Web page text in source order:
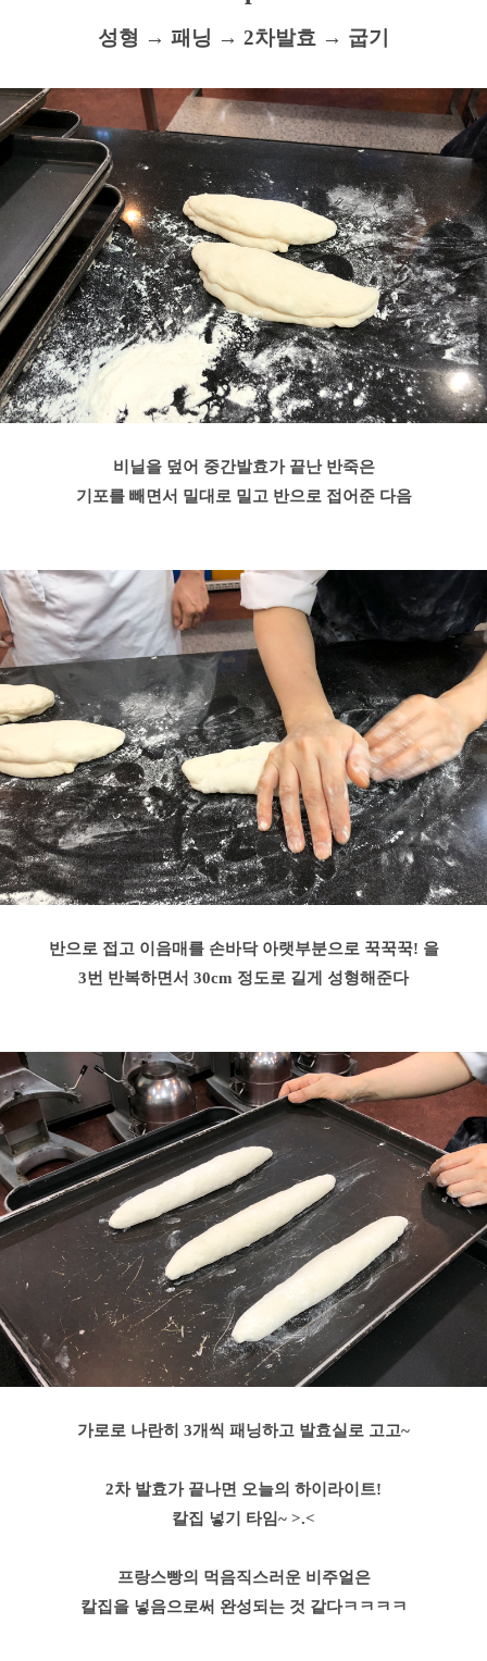
성형 → 패닝 → 2차발효 → 굽기
비닐을 덮어 중간발효가 끝난 반죽은
기포를 빼면서 밀대로 밀고 반으로 접어준 다음
반으로 접고 이음매를 손바닥 아랫부분으로 꾹꾹꾹! 을
3번 반복하면서 30cm 정도로 길게 성형해준다
가로로 나란히 3개씩 패닝하고 발효실로 고고~
2차 발효가 끝나면 오늘의 하이라이트!
칼집 넣기 타임~ >.<
프랑스빵의 먹음직스러운 비주얼은
칼집을 넣음으로써 완성되는 것 같다ㅋㅋㅋㅋ